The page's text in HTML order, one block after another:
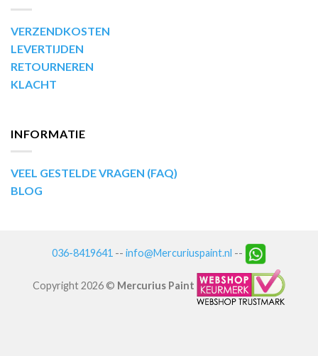
VERZENDKOSTEN
LEVERTIJDEN
RETOURNEREN
KLACHT
INFORMATIE
VEEL GESTELDE VRAGEN (FAQ)
BLOG
036-8419641 -- info@Mercuriuspaint.nl --
Copyright 2026 © Mercurius Paint